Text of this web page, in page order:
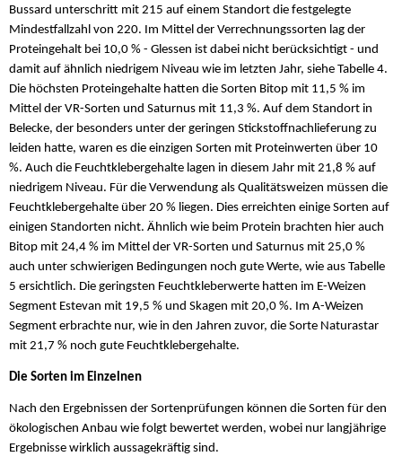
Bussard unterschritt mit 215 auf einem Standort die festgelegte
Mindestfallzahl von 220. Im Mittel der Verrechnungssorten lag der
Proteingehalt bei 10,0 % - Glessen ist dabei nicht berücksichtigt - und
damit auf ähnlich niedrigem Niveau wie im letzten Jahr, siehe Tabelle 4.
Die höchsten Proteingehalte hatten die Sorten Bitop mit 11,5 % im
Mittel der VR-Sorten und Saturnus mit 11,3 %. Auf dem Standort in
Belecke, der besonders unter der geringen Stickstoffnachlieferung zu
leiden hatte, waren es die einzigen Sorten mit Proteinwerten über 10
%. Auch die Feuchtklebergehalte lagen in diesem Jahr mit 21,8 % auf
niedrigem Niveau. Für die Verwendung als Qualitätsweizen müssen die
Feuchtklebergehalte über 20 % liegen. Dies erreichten einige Sorten auf
einigen Standorten nicht. Ähnlich wie beim Protein brachten hier auch
Bitop mit 24,4 % im Mittel der VR-Sorten und Saturnus mit 25,0 %
auch unter schwierigen Bedingungen noch gute Werte, wie aus Tabelle
5 ersichtlich. Die geringsten Feuchtkleberwerte hatten im E-Weizen
Segment Estevan mit 19,5 % und Skagen mit 20,0 %. Im A-Weizen
Segment erbrachte nur, wie in den Jahren zuvor, die Sorte Naturastar
mit 21,7 % noch gute Feuchtklebergehalte.
Die Sorten im Einzelnen
Nach den Ergebnissen der Sortenprüfungen können die Sorten für den
ökologischen Anbau wie folgt bewertet werden, wobei nur langjährige
Ergebnisse wirklich aussagekräftig sind.